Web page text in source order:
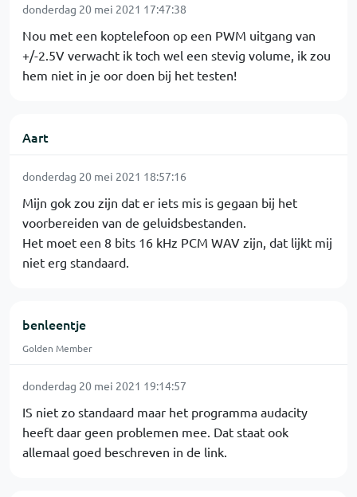
donderdag 20 mei 2021 17:47:38
Nou met een koptelefoon op een PWM uitgang van
+/-2.5V verwacht ik toch wel een stevig volume, ik zou
hem niet in je oor doen bij het testen!
Aart
donderdag 20 mei 2021 18:57:16
Mijn gok zou zijn dat er iets mis is gegaan bij het
voorbereiden van de geluidsbestanden.
Het moet een 8 bits 16 kHz PCM WAV zijn, dat lijkt mij
niet erg standaard.
benleentje
Golden Member
donderdag 20 mei 2021 19:14:57
IS niet zo standaard maar het programma audacity
heeft daar geen problemen mee. Dat staat ook
allemaal goed beschreven in de link.